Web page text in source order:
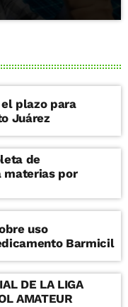
plazo para
Juárez
de
materias por
uso
Barmicil
DE LA LIGA
AMATEUR